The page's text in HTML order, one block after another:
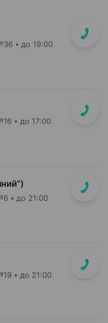
до 19:00
до 17:00
до 21:00
до 21:00